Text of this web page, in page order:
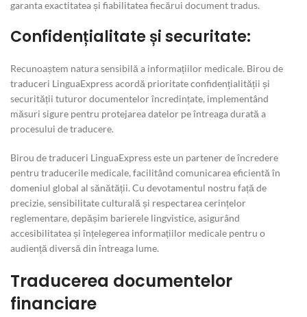
garanta exactitatea și fiabilitatea fiecărui document tradus.
Confidențialitate și securitate:
Recunoaștem natura sensibilă a informațiilor medicale. Birou de
traduceri LinguaExpress acordă prioritate confidențialității și
securității tuturor documentelor încredințate, implementând
măsuri sigure pentru protejarea datelor pe întreaga durată a
procesului de traducere.
Birou de traduceri LinguaExpress este un partener de încredere
pentru traducerile medicale, facilitând comunicarea eficientă în
domeniul global al sănătății. Cu devotamentul nostru față de
precizie, sensibilitate culturală și respectarea cerințelor
reglementare, depășim barierele lingvistice, asigurând
accesibilitatea și înțelegerea informațiilor medicale pentru o
audiență diversă din întreaga lume.
Traducerea documentelor
financiare